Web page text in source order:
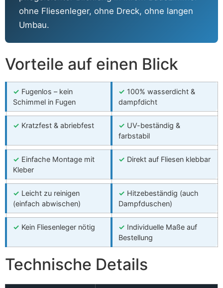
ohne Fliesenleger, ohne Dreck, ohne langen
Umbau.
Vorteile auf einen Blick
✓ Fugenlos – kein
Schimmel in Fugen
✓ 100% wasserdicht &
dampfdicht
✓ Kratzfest & abriebfest ✓ UV-beständig &
farbstabil
✓ Einfache Montage mit
Kleber
✓ Direkt auf Fliesen klebbar
✓ Leicht zu reinigen
(einfach abwischen)
✓ Hitzebeständig (auch
Dampfduschen)
✓ Kein Fliesenleger nötig ✓ Individuelle Maße auf
Bestellung
Technische Details